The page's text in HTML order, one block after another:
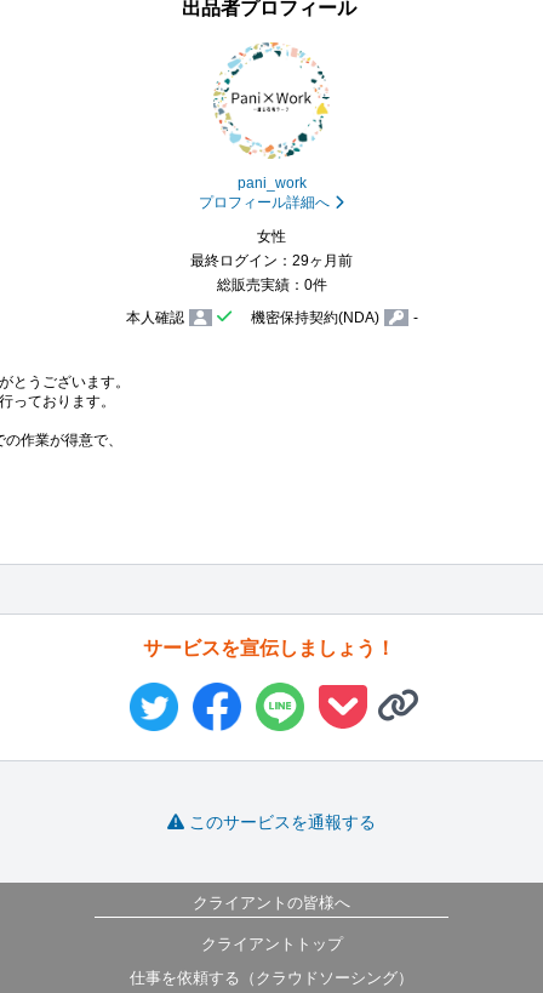
出品者プロフィール
pani_work
プロフィール詳細へ
女性
最終ログイン：29ヶ月前
総販売実績：0件
本人確認
機密保持契約(NDA) -
とうございます。
っております。
作業が得意で、
サービスを宣伝しましょう！
このサービスを通報する
クライアントの皆様へ
クライアントトップ
仕事を依頼する（クラウドソーシング）